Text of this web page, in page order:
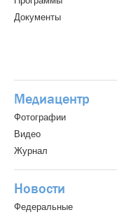
Документы
Медиацентр
Фотографии
Видео
Журнал
Новости
Федеральные